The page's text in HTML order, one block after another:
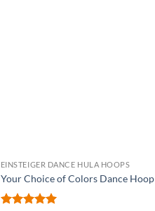
EINSTEIGER DANCE HULA HOOPS
Your Choice of Colors Dance Hoop